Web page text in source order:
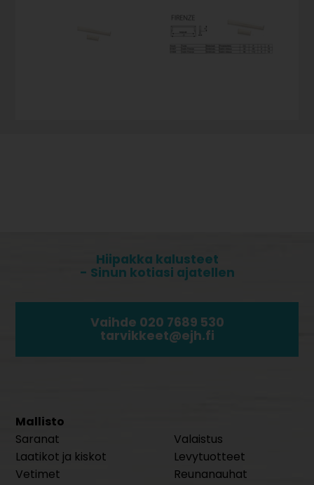
Hiipakka kalusteet
- Sinun kotiasi ajatellen
Vaihde 020 7689 530
tarvikkeet@ejh.fi
Mallisto
Saranat
Laatikot ja kiskot
Vetimet
Valaistus
Levytuotteet
Reunanauhat